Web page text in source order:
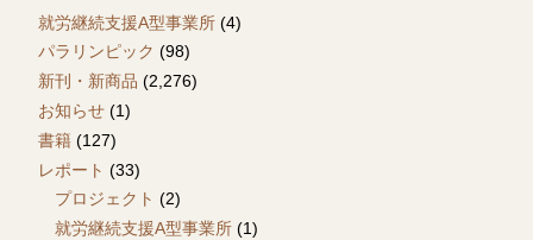
就労継続支援A型事業所 (4)
パラリンピック (98)
新刊・新商品 (2,276)
お知らせ (1)
書籍 (127)
レポート (33)
プロジェクト (2)
就労継続支援A型事業所 (1)